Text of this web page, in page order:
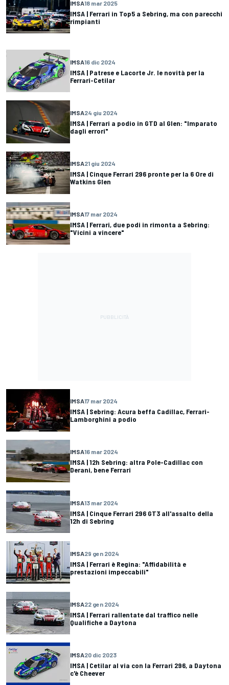
IMSA18 mar 2025
IMSA | Ferrari in Top5 a Sebring, ma con parecchi
rimpianti
IMSA16 dic 2024
IMSA | Patrese e Lacorte Jr. le novità per la
Ferrari-Cetilar
IMSA24 giu 2024
IMSA | Ferrari a podio in GTD al Glen: "Imparato
dagli errori"
IMSA21 giu 2024
IMSA | Cinque Ferrari 296 pronte per la 6 Ore di
Watkins Glen
IMSA17 mar 2024
IMSA | Ferrari, due podi in rimonta a Sebring:
"Vicini a vincere"
IMSA17 mar 2024
IMSA | Sebring: Acura beffa Cadillac, Ferrari-
Lamborghini a podio
IMSA16 mar 2024
IMSA | 12h Sebring: altra Pole-Cadillac con
Derani, bene Ferrari
IMSA13 mar 2024
IMSA | Cinque Ferrari 296 GT3 all'assalto della
12h di Sebring
IMSA29 gen 2024
IMSA | Ferrari è Regina: "Affidabilità e
prestazioni impeccabili"
IMSA22 gen 2024
IMSA | Ferrari rallentate dal traffico nelle
Qualifiche a Daytona
IMSA20 dic 2023
IMSA | Cetilar al via con la Ferrari 296, a Daytona
c'è Cheever